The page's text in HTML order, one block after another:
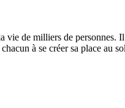
de milliers de personnes.
à se créer sa place au